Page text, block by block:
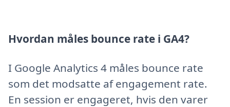
Hvordan måles bounce rate i GA4?
I Google Analytics 4 måles bounce rate
som det modsatte af engagement rate.
En session er engageret, hvis den varer